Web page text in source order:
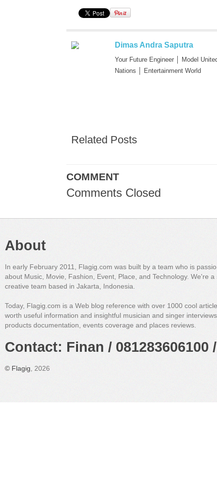
Dimas Andra Saputra
Your Future Engineer │ Model
Nations │ Entertainment World
Related Posts
COMMENT
Comments Closed
About
In early February 2011, Flagig.com was built by a team who is
about Music, Movie, Fashion, Event, Place, and Technology. We're a
creative team based in Jakarta, Indonesia.
Today, Flagig.com is a Web blog reference with over 1000 cool
worth useful information and insightful musician and singer
products documentation, events coverage and places reviews.
Contact: Finan /
© Flagig , 2026